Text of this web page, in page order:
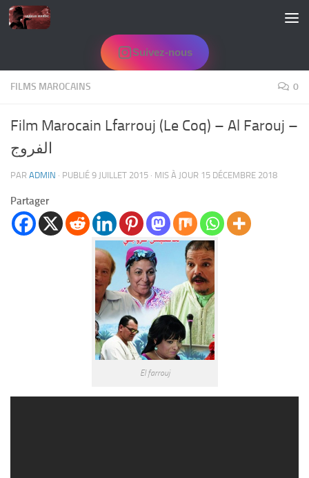
Skip to content
Suivez-nous
FILMS MAROCAINS 0
Film Marocain Lfarrouj (Le Coq) – Al Farouj –
الفروج
PAR ADMIN · PUBLIÉ 9 JUILLET 2015 · MIS À JOUR 15 DÉCEMBRE 2018
Partager
El farrouj